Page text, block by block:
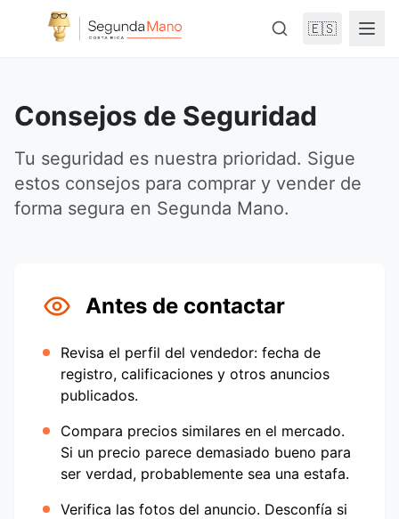
🇪🇸
Consejos de Seguridad
Tu seguridad es nuestra prioridad. Sigue
estos consejos para comprar y vender de
forma segura en Segunda Mano.
Antes de contactar
Revisa el perfil del vendedor: fecha de
registro, calificaciones y otros anuncios
publicados.
Compara precios similares en el mercado.
Si un precio parece demasiado bueno para
ser verdad, probablemente sea una estafa.
Verifica las fotos del anuncio. Desconfía si